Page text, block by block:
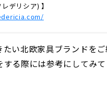
レデリシア) 】
い北欧家具ブランドを
する際には参考にしてみ